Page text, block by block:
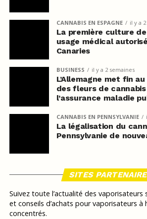
CANNABIS EN ESPAGNE il y a
La première culture
usage médical
Canaries
BUSINESS il y a 2 semaines
L’Allemagne met fin
des fleurs de
l’assurance maladie
CANNABIS EN PENNSYLVANIE
La légalisation du
Pennsylvanie de
SITES
Suivez toute l’actualité des vaporisateurs
et conseils d’achats pour vaporisateurs à
concentrés.